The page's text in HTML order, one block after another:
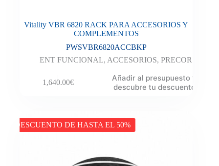
Vitality VBR 6820 RACK PARA ACCESORIOS Y
COMPLEMENTOS
PWSVBR6820ACCBKP
ENT FUNCIONAL, ACCESORIOS,PRECOR
1,640.00€
Añadir al presupuesto y
descubre tu descuento
DESCUENTO DE HASTA EL 50%